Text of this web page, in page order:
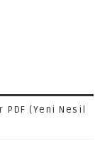
(Yeni Nesil